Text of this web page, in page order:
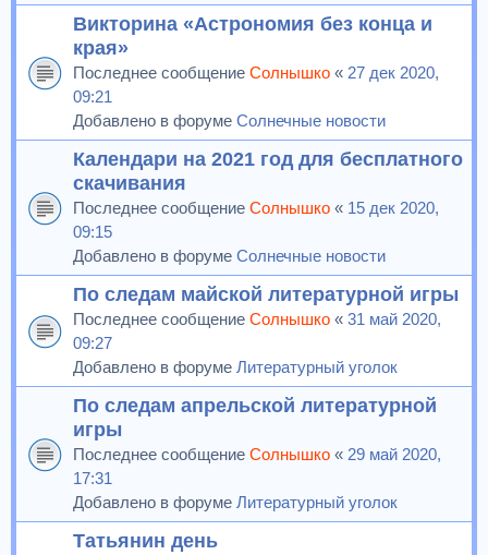
Викторина «Астрономия без конца и
края»
Последнее сообщение Солнышко « 27 дек 2020,
09:21
Добавлено в форуме Солнечные новости
Календари на 2021 год для бесплатного
скачивания
Последнее сообщение Солнышко « 15 дек 2020,
09:15
Добавлено в форуме Солнечные новости
По следам майской литературной игры
Последнее сообщение Солнышко « 31 май 2020,
09:27
Добавлено в форуме Литературный уголок
По следам апрельской литературной
игры
Последнее сообщение Солнышко « 29 май 2020,
17:31
Добавлено в форуме Литературный уголок
Татьянин день